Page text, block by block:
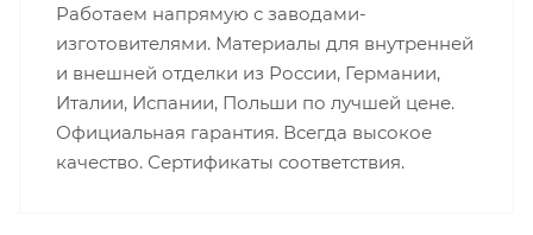
Работаем напрямую с заводами-
изготовителями. Материалы для внутренней
и внешней отделки из России, Германии,
Италии, Испании, Польши по лучшей цене.
Официальная гарантия. Всегда высокое
качество. Сертификаты соответствия.